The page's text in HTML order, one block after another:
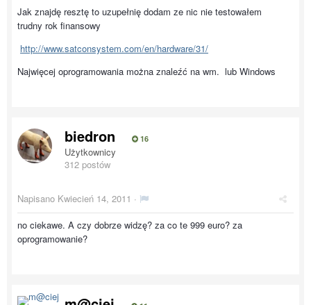
Jak znajdę resztę to uzupełnię dodam ze nic nie testowałem
trudny rok finansowy
http://www.satconsystem.com/en/hardware/31/
Najwięcej oprogramowania można znaleźć na wm. lub Windows
biedron 16
Użytkownicy
312 postów
Napisano Kwiecień 14, 2011 ·
no ciekawe. A czy dobrze widzę? za co te 999 euro? za
oprogramowanie?